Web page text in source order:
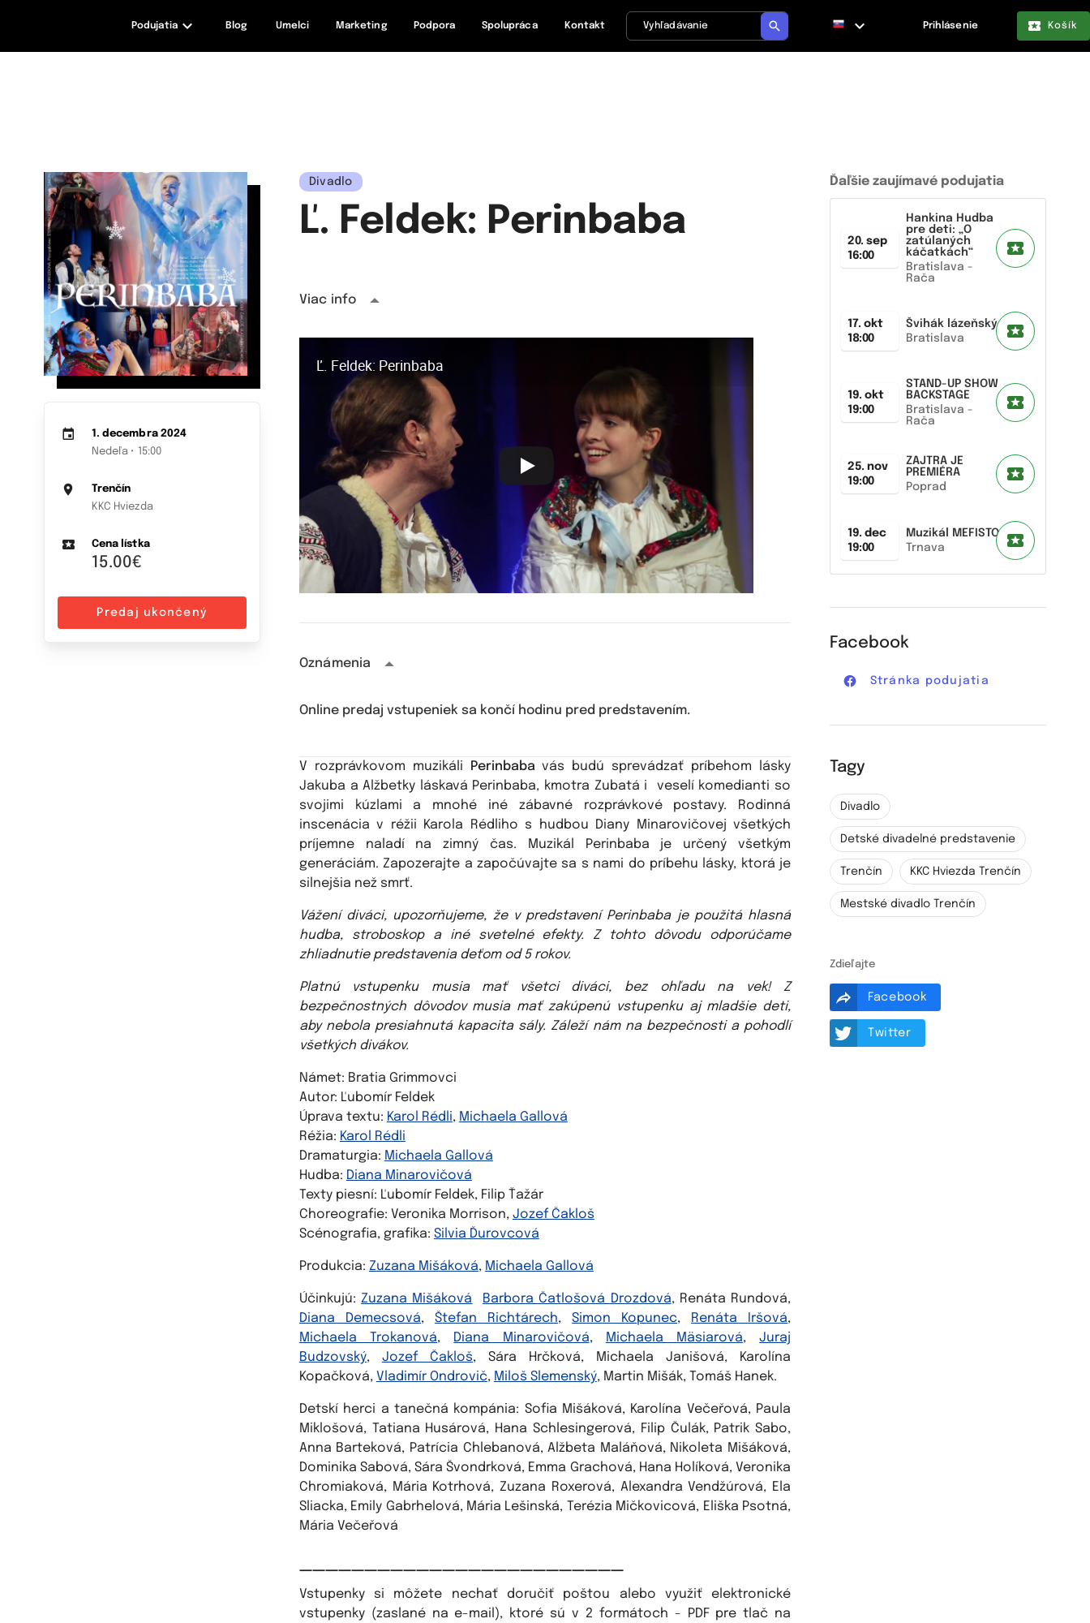
Podujatia Blog Umelci Marketing Podpora Spolupráca Kontakt Prihlásenie Košík
1. decembra 2024
Nedeľa • 15:00
Trenčín
KKC Hviezda
Cena lístka
15.00€
Predaj ukončený
Divadlo
Ľ. Feldek: Perinbaba
Viac info
Ľ. Feldek: Perinbaba
Oznámenia
Online predaj vstupeniek sa končí hodinu pred predstavením.
V rozprávkovom muzikáli Perinbaba vás budú sprevádzať príbehom lásky
Jakuba a Alžbetky láskavá Perinbaba, kmotra Zubatá i veselí komedianti so
svojimi kúzlami a mnohé iné zábavné rozprávkové postavy. Rodinná
inscenácia v réžii Karola Rédliho s hudbou Diany Minarovičovej všetkých
príjemne naladí na zimný čas. Muzikál Perinbaba je určený všetkým
generáciám. Zapozerajte a započúvajte sa s nami do príbehu lásky, ktorá je
silnejšia než smrť.
Vážení diváci, upozorňujeme, že v predstavení Perinbaba je použitá hlasná
hudba, stroboskop a iné svetelné efekty. Z tohto dôvodu odporúčame
zhliadnutie predstavenia deťom od 5 rokov.
Platnú vstupenku musia mať všetci diváci, bez ohľadu na vek! Z
bezpečnostných dôvodov musia mať zakúpenú vstupenku aj mladšie deti,
aby nebola presiahnutá kapacita sály. Záleží nám na bezpečnosti a pohodlí
všetkých divákov.
Námet: Bratia Grimmovci
Autor: Ľubomír Feldek
Úprava textu: Karol Rédli, Michaela Gallová
Réžia: Karol Rédli
Dramaturgia: Michaela Gallová
Hudba: Diana Minarovičová
Texty piesní: Ľubomír Feldek, Filip Ťažár
Choreografie: Veronika Morrison, Jozef Čakloš
Scénografia, grafika: Silvia Ďurovcová
Produkcia: Zuzana Mišáková, Michaela Gallová
Účinkujú:Zuzana Mišáková Barbora Čatlošová Drozdová, Renáta Rundová,
Diana Demecsová, Štefan Richtárech,Simon Kopunec, Renáta Iršová,
Michaela Trokanová, Diana Minarovičová, Michaela Mäsiarová,Juraj
Budzovský, Jozef Čakloš, Sára Hrčková, Michaela Janišová, Karolína
Kopačková, Vladimír Ondrovič, Miloš Slemenský, Martin Mišák, Tomáš Hanek.
Detskí herci a tanečná kompánia: Sofia Mišáková, Karolína Večeřová, Paula
Miklošová, Tatiana Husárová, Hana Schlesingerová, Filip Čulák, Patrik Sabo,
Anna Barteková, Patrícia Chlebanová, Alžbeta Maláňová, Nikoleta Mišáková,
Dominika Sabová, Sára Švondrková, Emma Grachová, Hana Holíková, Veronika
Chromiaková, Mária Kotrhová, Zuzana Roxerová, Alexandra Vendžúrová, Ela
Sliacka, Emily Gabrhelová, Mária Lešinská, Terézia Mičkovicová, Eliška Psotná,
Mária Večeřová
Vstupenky si môžete nechať doručiť poštou alebo využiť elektronické
vstupenky (zaslané na e-mail), ktoré sú v 2 formátoch - PDF pre tlač na
Ďaľšie zaujímavé podujatia
20. sep
16:00
Hankina Hudba
pre deti: „O
zatúlaných
káčatkách“
Bratislava -
Rača
17. okt
18:00
Švihák lázeňský
Bratislava
19. okt
19:00
STAND-UP SHOW
BACKSTAGE
Bratislava -
Rača
25. nov
19:00
ZAJTRA JE
PREMIÉRA
Poprad
19. dec
19:00
Muzikál MEFISTO
Trnava
Facebook
Stránka podujatia
Tagy
Divadlo
Detské divadelné predstavenie
Trenčín KKC Hviezda Trenčín
Mestské divadlo Trenčín
Zdieľajte
Facebook
Twitter